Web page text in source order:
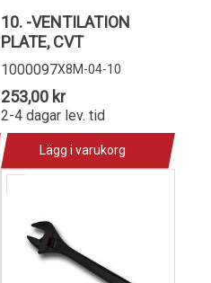
10. -VENTILATION
PLATE, CVT
1000097X8M-04-10
253,00 kr
2-4 dagar lev. tid
Lägg i varukorg